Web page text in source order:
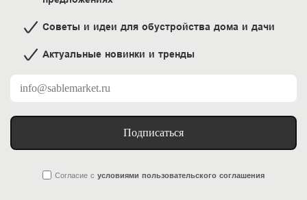
Советы и идеи для обустройства дома и дачи
Актуальные новинки и тренды
Подписаться
Согласие с условиями пользовательского соглашения